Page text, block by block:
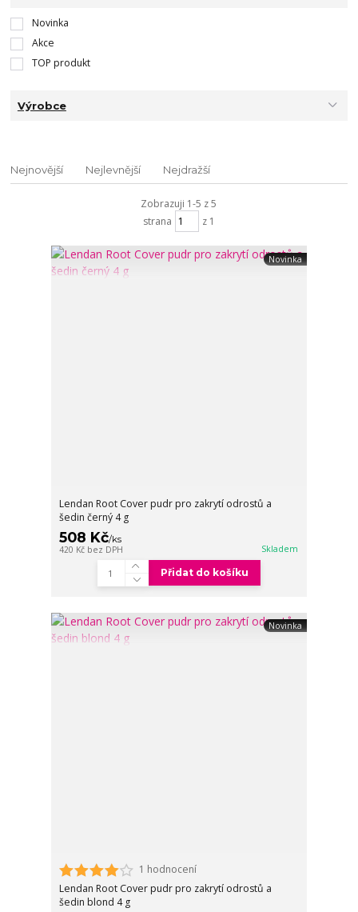
Novinka
Akce
TOP produkt
Výrobce
Nejnovější Nejlevnější Nejdražší
Zobrazuji 1-5 z 5
strana
z 1
Novinka
Lendan Root Cover pudr pro zakrytí odrostů a
šedin černý 4 g
508 Kč/ks
420 Kč bez DPH Skladem
Přidat do košíku
Novinka
1 hodnocení
Lendan Root Cover pudr pro zakrytí odrostů a
šedin blond 4 g